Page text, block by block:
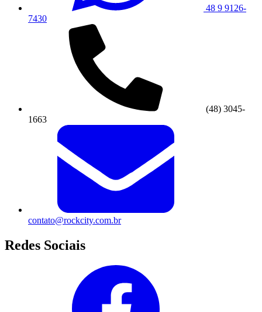
48 9 9126-
7430
(48) 3045-
1663
contato@rockcity.com.br
Redes Sociais